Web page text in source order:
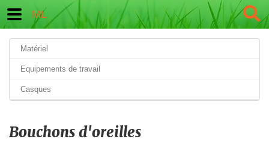
ML
Matériel
Equipements de travail
Casques
Bouchons d'oreilles